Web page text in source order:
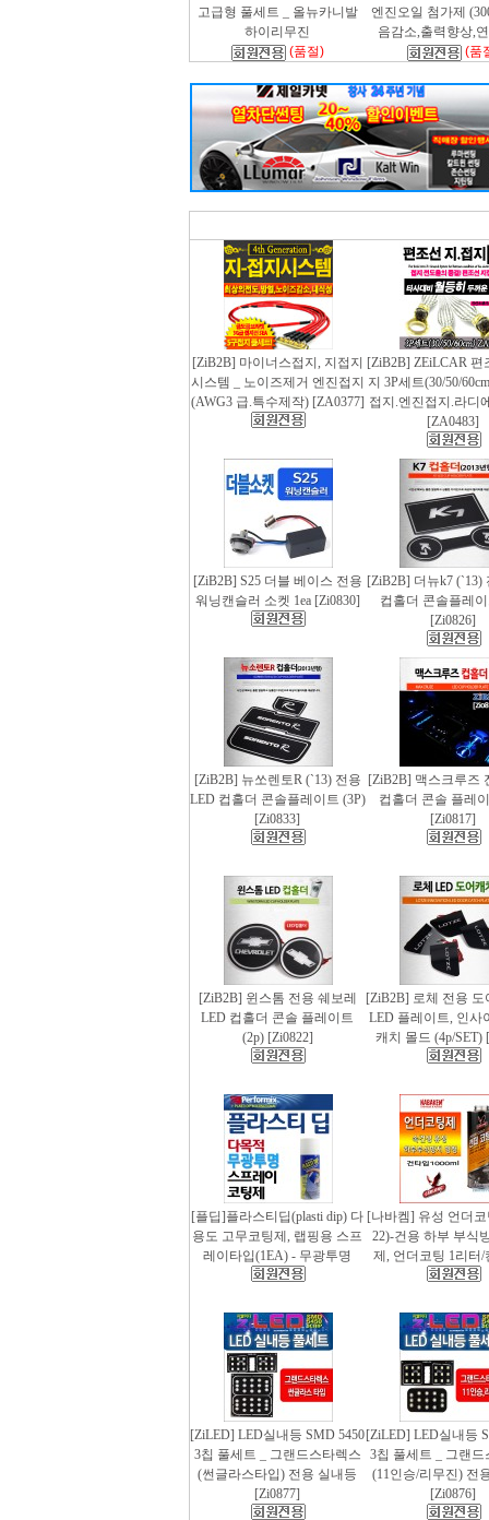
고급형 풀세트 _ 올뉴카니발
하이리무진
(품절)
엔진오일 첨가제
음감소,출력향상,
(품
[ZiB2B] 마이너스접지, 지접지
시스템 _ 노이즈제거 엔진접지
(AWG3 급.특수제작) [ZA0377]
[ZiB2B] ZEiLCAR 편
지 3P세트(30/50/
접지.엔진접지.라디
[ZA0483]
[ZiB2B] S25 더블 베이스 전용
워닝캔슬러 소켓 1ea [Zi0830]
[ZiB2B] 더뉴k7 (`13)
컵홀더 콘솔플레
[Zi0826]
[ZiB2B] 뉴쏘렌토R (`13) 전용
LED 컵홀더 콘솔플레이트 (3P)
[Zi0833]
[ZiB2B] 맥스크루즈
컵홀더 콘솔 플레
[Zi0817]
[ZiB2B] 윈스톰 전용 쉐보레
LED 컵홀더 콘솔 플레이트
(2p) [Zi0822]
[ZiB2B] 로체 전용 도
LED 플레이트, 인사
캐치 몰드 (4p/SET)
[플딥]플라스티딥(plasti dip) 다
용도 고무코팅제, 랩핑용 스프
레이타입(1EA) - 무광투명
[나바켐] 유성 언더
22)-건용 하부 부식
제, 언더코팅 1리터/
[ZiLED] LED실내등 SMD 5450
3칩 풀세트 _ 그랜드스타렉스
(썬글라스타입) 전용 실내등
[Zi0877]
[ZiLED] LED실내등
3칩 풀세트 _ 그랜드
(11인승/리무진) 전
[Zi0876]